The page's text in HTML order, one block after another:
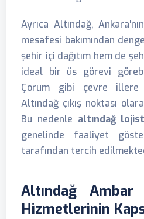
Ayrıca Altındağ,
mesafesi bakımından
şehir içi dağıtım hem de
ideal bir üs görevi
Çorum gibi çevre illere
Altındağ çıkış noktası
Bu nedenle altındağ
genelinde faaliyet
tarafından tercih
Altındağ
Hizmetlerinin